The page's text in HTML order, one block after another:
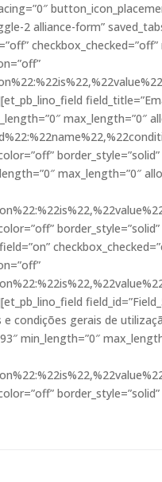
2 alliance-form”
max_length=”0″
max_length=”0″
gerais de
min_length=”0″